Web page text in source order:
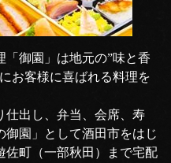
「御園」は地元の”味と香
お客様に喜ばれる料理を
仕出し、弁当、会席、寿
園」として酒田市をはじ
佐町（一部秋田）まで宅配